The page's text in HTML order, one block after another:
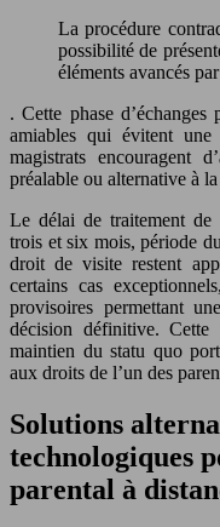
La procédure
possibilité de
éléments avancés
. Cette phase
amiables qui évitent
magistrats encouragent
préalable ou alternative à
Le délai de traitement de
trois et six mois, période
droit de visite restent
certains cas
provisoires permettant
décision définitive.
maintien du statu quo
aux droits de l’un des
Solutions
technologiques
parental à